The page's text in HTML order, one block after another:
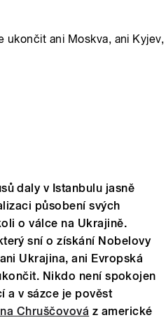
ukončit ani Moskva, ani Kyjev,
daly v Istanbulu jasně
působení svých
o válce na Ukrajině.
sní o získání Nobelovy
Ukrajina, ani Evropská
Nikdo není spokojen
a v sázce je pověst
Chruščovová z americké